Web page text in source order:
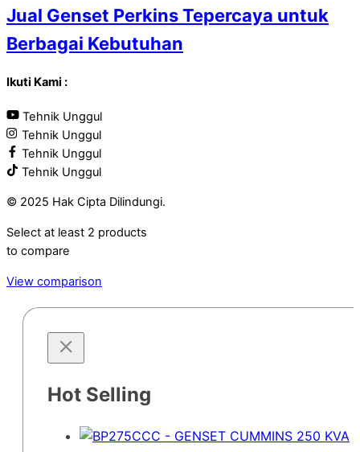
Jual Genset Perkins Tepercaya untuk
Berbagai Kebutuhan
Ikuti Kami :
Tehnik Unggul
Tehnik Unggul
Tehnik Unggul
Tehnik Unggul
© 2025 Hak Cipta Dilindungi.
Select at least 2 products
to compare
View comparison
Hot Selling